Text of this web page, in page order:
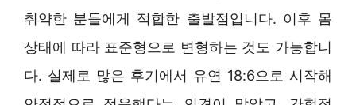
취약한 분들에게 적합한 출발점입니다. 이후 몸
상태에 따라 표준형으로 변형하는 것도 가능합니
다. 실제로 많은 후기에서 유연 18:6으로 시작해